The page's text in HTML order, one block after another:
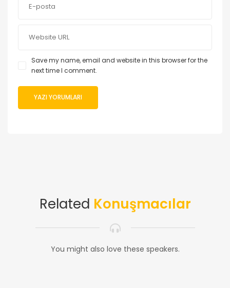
Save my name, email and website in this browser for the
next time I comment.
Related Konuşmacılar
You might also love these speakers.